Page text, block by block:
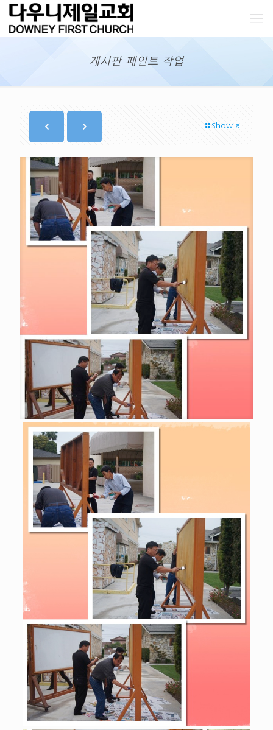
게시판 페인트 작업
Show all